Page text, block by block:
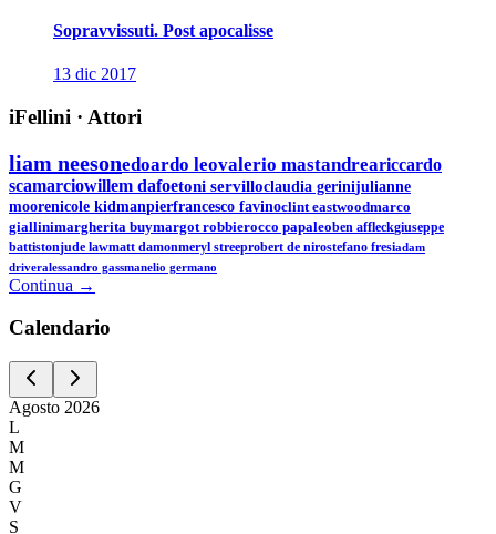
Sopravvissuti. Post apocalisse
13 dic 2017
iFellini · Attori
liam neesonedoardo leovalerio mastandreariccardo
scamarciowillem dafoetoni servilloclaudia gerinijulianne
moorenicole kidmanpierfrancesco favinoclint eastwoodmarco
giallinimargherita buymargot robbierocco papaleoben affleckgiuseppe
battistonjude lawmatt damonmeryl streeprobert de nirostefano fresiadam
driveralessandro gassmanelio germano
Continua →
Calendario
Agosto 2026
L
M
M
G
V
S